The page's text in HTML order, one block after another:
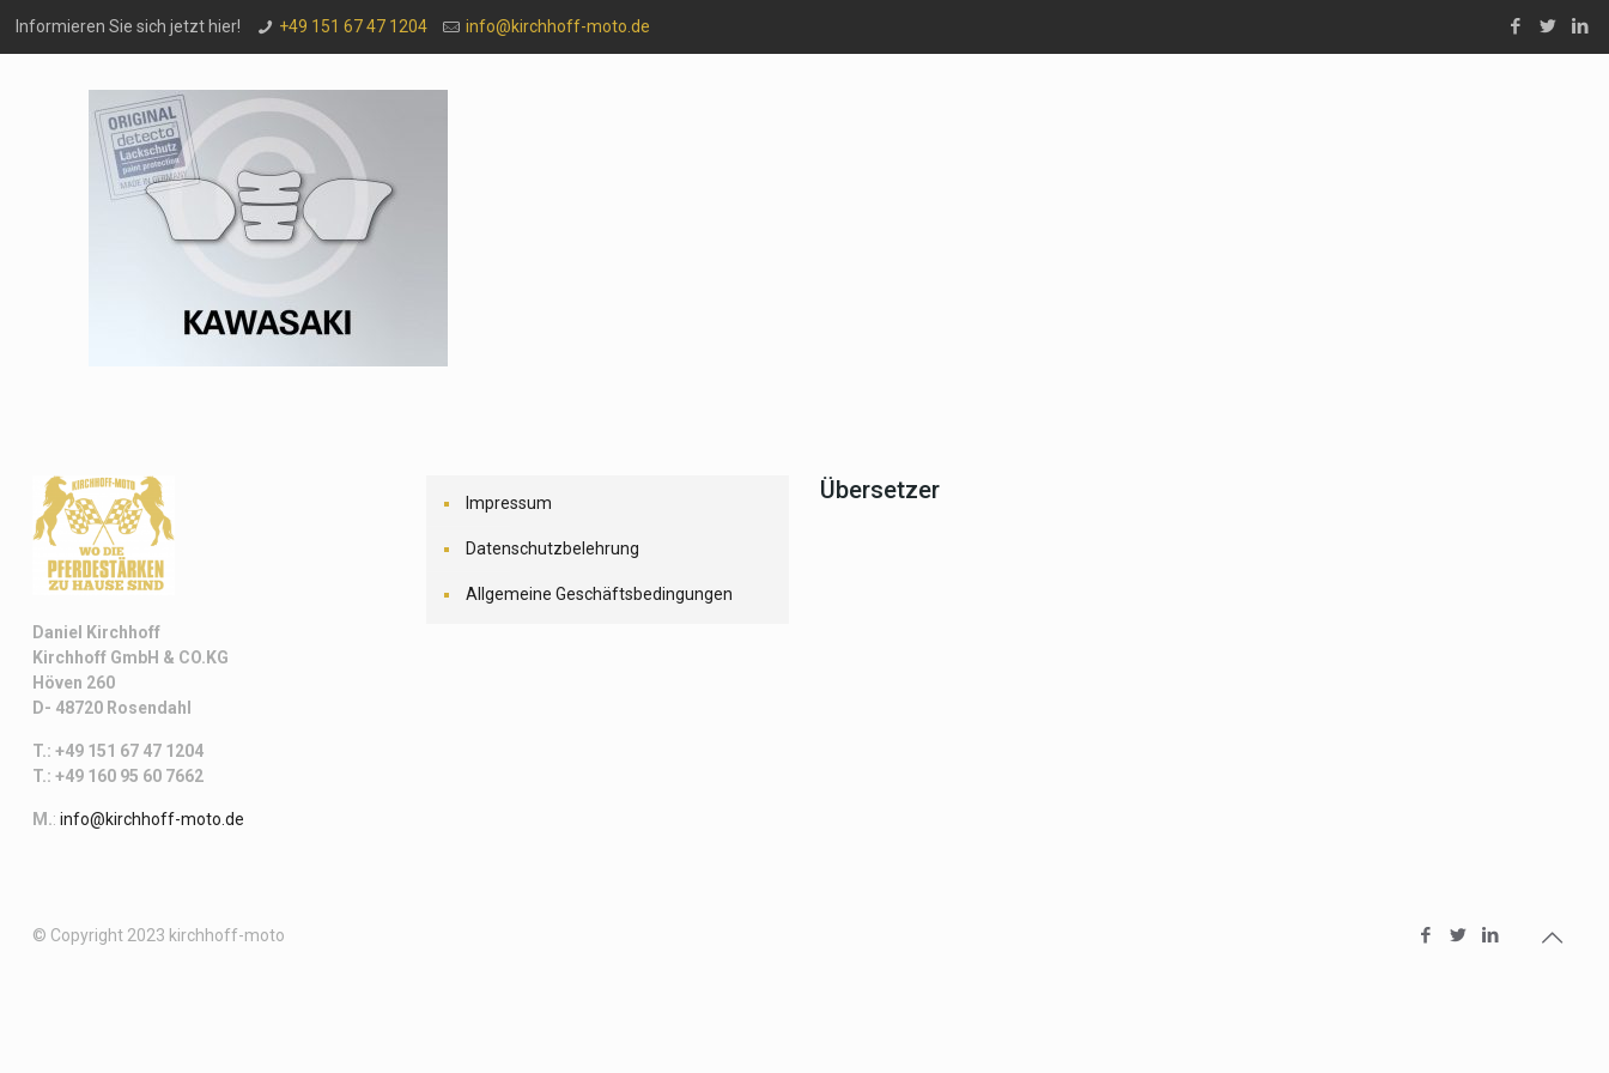
Informieren Sie sich jetzt hier! +49 151 67 47 1204 info@kirchhoff-moto.de
Daniel Kirchhoff
Kirchhoff GmbH & CO.KG
Höven 260
D- 48720 Rosendahl
T.: +49 151 67 47 1204
T.: +49 160 95 60 7662
M.: info@kirchhoff-moto.de
Impressum
Datenschutzbelehrung
Allgemeine Geschäftsbedingungen
Übersetzer
© Copyright 2023 kirchhoff-moto